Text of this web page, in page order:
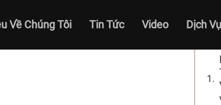
Về Chúng Tôi Tin Tức Video Dịch Vụ